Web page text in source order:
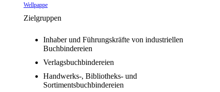
Wellpappe
Zielgruppen
Inhaber und Führungskräfte von industriellen
Buchbindereien
Verlagsbuchbindereien
Handwerks-, Bibliotheks- und
Sortimentsbuchbindereien